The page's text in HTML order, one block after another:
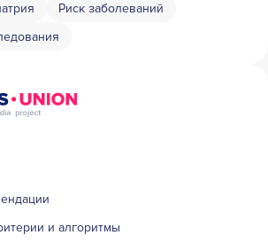
Риск заболеваний
и алгоритмы